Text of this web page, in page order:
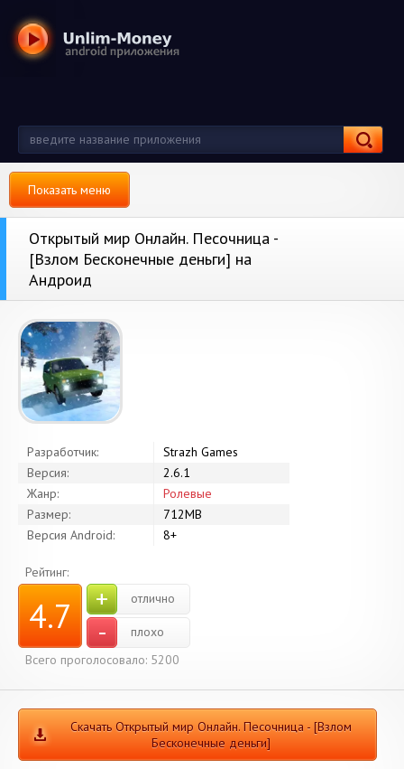
Показать меню
Открытый мир Онлайн. Песочница -
[Взлом Бесконечные деньги] на
Андроид
Разработчик:
Strazh Games
Версия:
2.6.1
Жанр:
Ролевые
Размер:
712MB
Версия Android:
8+
Рейтинг:
4.7 + отлично
-
плохо
Всего проголосовало: 5200
Скачать Открытый мир Онлайн. Песочница - [Взлом
Бесконечные деньги]